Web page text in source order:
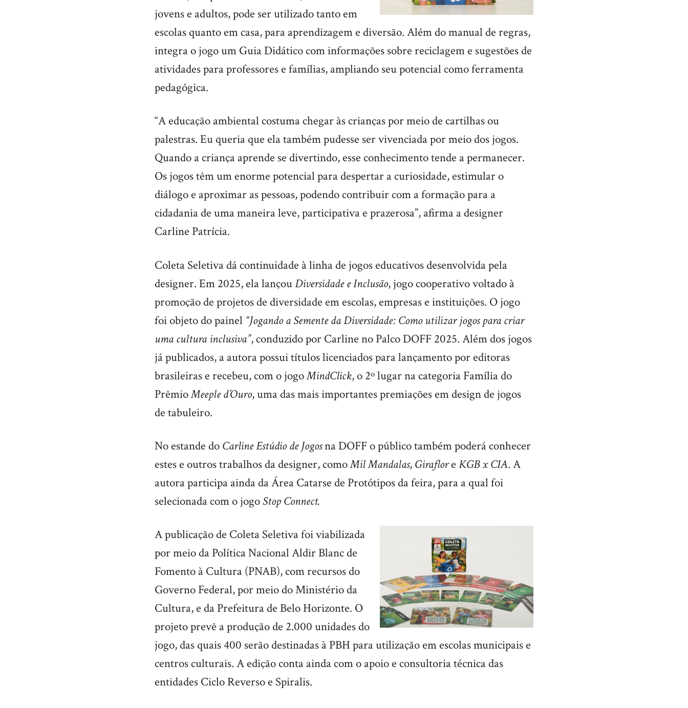
jovens e adultos, pode ser utilizado tanto em
escolas quanto em casa, para aprendizagem e diversão. Além do manual de regras,
integra o jogo um Guia Didático com informações sobre reciclagem e sugestões de
atividades para professores e famílias, ampliando seu potencial como ferramenta
pedagógica.
“A educação ambiental costuma chegar às crianças por meio de cartilhas ou
palestras. Eu queria que ela também pudesse ser vivenciada por meio dos jogos.
Quando a criança aprende se divertindo, esse conhecimento tende a permanecer.
Os jogos têm um enorme potencial para despertar a curiosidade, estimular o
diálogo e aproximar as pessoas, podendo contribuir com a formação para a
cidadania de uma maneira leve, participativa e prazerosa”, afirma a designer
Carline Patrícia.
Coleta Seletiva dá continuidade à linha de jogos educativos desenvolvida pela
designer. Em 2025, ela lançouDiversidade e Inclusão, jogo cooperativo voltado à
promoção de projetos de diversidade em escolas, empresas e instituições. O jogo
foi objeto do painel “Jogando a Semente da Diversidade: Como utilizar jogos para criar
uma cultura inclusiva”, conduzido por Carline no Palco DOFF 2025. Além dos jogos
já publicados, a autora possui títulos licenciados para lançamento por editoras
brasileiras e recebeu, com o jogoMindClick, o 2º lugar na categoria Família do
PrêmioMeeple d’Ouro, uma das mais importantes premiações em design de jogos
de tabuleiro.
No estande do Carline Estúdio de Jogosna DOFF o público também poderá conhecer
estes e outros trabalhos da designer, comoMil Mandalas, Giraflore KGB x CIA. A
autora participa ainda da Área Catarse de Protótipos da feira, para a qual foi
selecionada com o jogo Stop Connect.
A publicação de Coleta Seletiva foi viabilizada
por meio da Política Nacional Aldir Blanc de
Fomento à Cultura (PNAB), com recursos do
Governo Federal, por meio do Ministério da
Cultura, e da Prefeitura de Belo Horizonte. O
projeto prevê a produção de 2.000 unidades do
jogo, das quais 400 serão destinadas à PBH para utilização em escolas municipais e
centros culturais. A edição conta ainda com o apoio e consultoria técnica das
entidades Ciclo Reverso e Spiralis.